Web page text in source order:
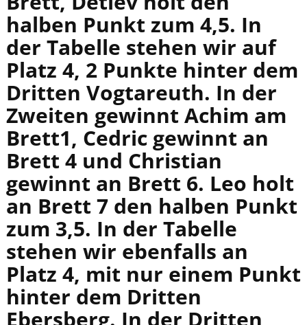
halben Punkt zum 4,5. In
der Tabelle stehen wir auf
Platz 4, 2 Punkte hinter dem
Dritten Vogtareuth. In der
Zweiten gewinnt Achim am
Brett1, Cedric gewinnt an
Brett 4 und Christian
gewinnt an Brett 6. Leo holt
an Brett 7 den halben Punkt
zum 3,5. In der Tabelle
stehen wir ebenfalls an
Platz 4, mit nur einem Punkt
hinter dem Dritten
Ebersberg. In der Dritten